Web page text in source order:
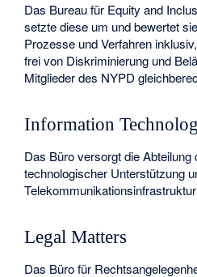
Das Bureau für Equity and
setzte diese um und bewertet
Prozesse und Verfahren
frei von Diskriminierung und
Mitglieder des NYPD
Information
Das Büro versorgt die
technologischer Unterstützung
Legal Matters
Das Büro für